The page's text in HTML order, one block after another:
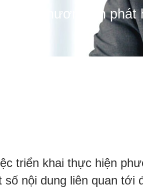
hiện phương án phát
triển khai thực hiện
số nội dung liên quan tới